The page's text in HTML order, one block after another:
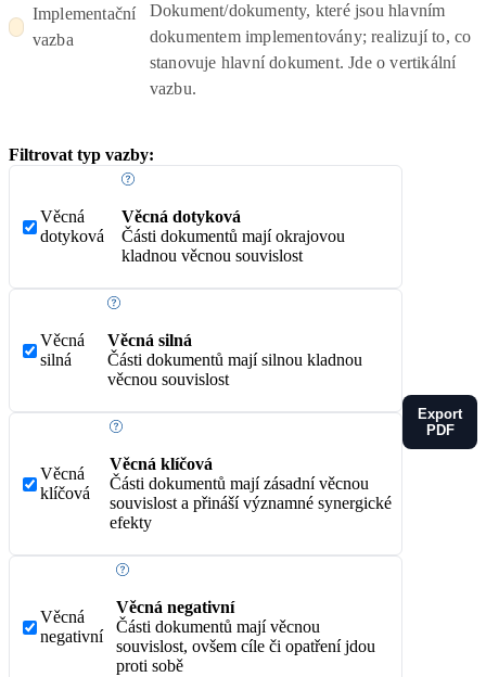
Implementační
vazba
Dokument/dokumenty, které jsou hlavním
dokumentem implementovány; realizují to, co
stanovuje hlavní dokument. Jde o vertikální
vazbu.
Filtrovat typ vazby:
Věcná
dotyková
Věcná dotyková
Části dokumentů mají okrajovou
kladnou věcnou souvislost
Věcná
silná
Věcná silná
Části dokumentů mají silnou kladnou
věcnou souvislost
Věcná
klíčová
Věcná klíčová
Části dokumentů mají zásadní věcnou
souvislost a přináší významné synergické
efekty
Věcná
negativní
Věcná negativní
Části dokumentů mají věcnou
souvislost, ovšem cíle či opatření jdou
proti sobě
Export
PDF